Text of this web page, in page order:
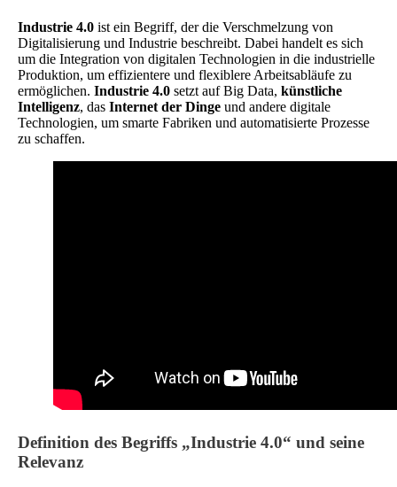
Industrie 4.0 ist ein Begriff, der die Verschmelzung von
Digitalisierung und Industrie beschreibt. Dabei handelt es sich
um die Integration von digitalen Technologien in die industrielle
Produktion, um effizientere und flexiblere Arbeitsabläufe zu
ermöglichen. Industrie 4.0 setzt auf Big Data, künstliche
Intelligenz, das Internet der Dinge und andere digitale
Technologien, um smarte Fabriken und automatisierte Prozesse
zu schaffen.
Definition des Begriffs „Industrie 4.0“ und seine
Relevanz